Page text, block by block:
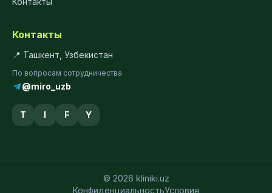
Контакты
📍 Ташкент, Узбекистан
По вопросам сотрудничества
@miro_uzb
T I F Y
© 2026 kliniki.uz
КонфиденциальностьУсловия